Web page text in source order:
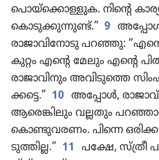
പൊയ്‌ക്കൊ​ള്ളുക. നിന്റെ
കൊടു​ക്കു​ന്നുണ്ട്‌.” 9
രാജാ​വിനോ​ടു പറഞ്ഞു:
കുറ്റം എന്റെ മേലും എന്റെ
രാജാ​വി​നും അവിടു​ത്തെ
ക്കട്ടെ.” 10 അപ്പോൾ,
ആരെങ്കി​ലും വല്ലതും
കൊണ്ടു​വ​രണം. പിന്നെ
ടു​ത്തില്ല.” 11 പക്ഷേ, സ്‌ത്രീ